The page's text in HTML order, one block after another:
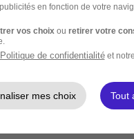
en fonction de votre
vos choix ou retirer votre
Politique de confidentialitéet notre
mes choix Tout